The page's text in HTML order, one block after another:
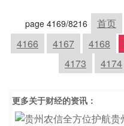
page 4169/8216 首页
4166
4167 4168
4173
4174
更多关于财经的资讯：